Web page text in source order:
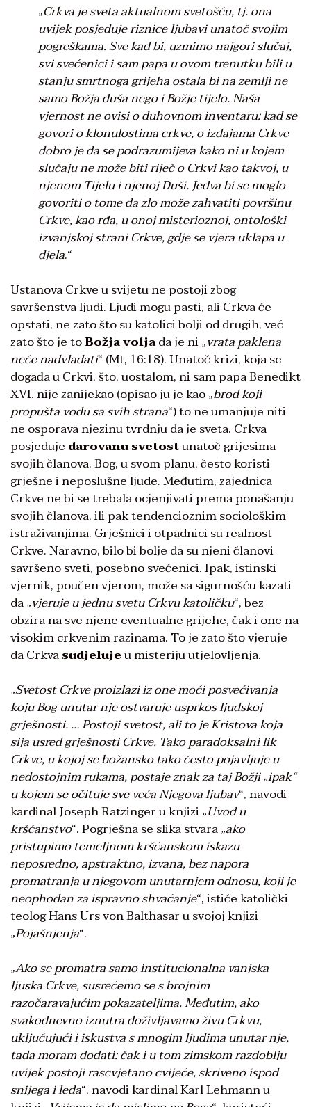
„Crkva je sveta aktualnom svetošću, tj. ona
uvijek posjeduje riznice ljubavi unatoč svojim
pogreškama. Sve kad bi, uzmimo najgori slučaj,
svi svećenici i sam papa u ovom trenutku bili u
stanju smrtnoga grijeha ostala bi na zemlji ne
samo Božja duša nego i Božje tijelo. Naša
vjernost ne ovisi o duhovnom inventaru: kad se
govori o klonulostima crkve, o izdajama Crkve
dobro je da se podrazumijeva kako ni u kojem
slučaju ne može biti riječ o Crkvi kao takvoj, u
njenom Tijelu i njenoj Duši. Jedva bi se moglo
govoriti o tome da zlo može zahvatiti površinu
Crkve, kao rđa, u onoj misterioznoj, ontološki
izvanjskoj strani Crkve, gdje se vjera uklapa u
djela.“
Ustanova Crkve u svijetu ne postoji zbog
savršenstva ljudi. Ljudi mogu pasti, ali Crkva će
opstati, ne zato što su katolici bolji od drugih, već
zato što je toBožja voljada je ni „vrata paklena
neće nadvladati“ (Mt, 16:18). Unatoč krizi, koja se
događa u Crkvi, što, uostalom, ni sam papa Benedikt
XVI. nije zanijekao (opisao ju je kao „brod koji
propušta vodu sa svih strana“) to ne umanjuje niti
ne osporava njezinu tvrdnju da je sveta. Crkva
posjeduje darovanu svetostunatoč grijesima
svojih članova. Bog, u svom planu, često koristi
grješne i neposlušne ljude. Međutim, zajednica
Crkve ne bi se trebala ocjenjivati prema ponašanju
svojih članova, ili pak tendencioznim sociološkim
istraživanjima. Grješnici i otpadnici su realnost
Crkve. Naravno, bilo bi bolje da su njeni članovi
savršeno sveti, posebno svećenici. Ipak, istinski
vjernik, poučen vjerom, može sa sigurnošću kazati
da „vjeruje u jednu svetu Crkvu katoličku“, bez
obzira na sve njene eventualne grijehe, čak i one na
visokim crkvenim razinama. To je zato što vjeruje
da Crkvasudjelujeu misteriju utjelovljenja.
„Svetost Crkve proizlazi iz one moći posvećivanja
koju Bog unutar nje ostvaruje usprkos ljudskoj
grješnosti. … Postoji svetost, ali to je Kristova koja
sija usred grješnosti Crkve. Tako paradoksalni lik
Crkve, u kojoj se božansko tako često pojavljuje u
nedostojnim rukama, postaje znak za taj Božji „ipak“
u kojem se očituje sve veća Njegova ljubav“, navodi
kardinal Joseph Ratzinger u knjizi „Uvod u
kršćanstvo“. Pogrješna se slika stvara „ako
pristupimo temeljnom kršćanskom iskazu
neposredno, apstraktno, izvana, bez napora
promatranja u njegovom unutarnjem odnosu, koji je
neophodan za ispravno shvaćanje“, ističe katolički
teolog Hans Urs von Balthasar u svojoj knjizi
„Pojašnjenja“.
„Ako se promatra samo institucionalna vanjska
ljuska Crkve, susrećemo se s brojnim
razočaravajućim pokazateljima. Međutim, ako
svakodnevno iznutra doživljavamo živu Crkvu,
uključujući i iskustva s mnogim ljudima unutar nje,
tada moram dodati: čak i u tom zimskom razdoblju
uvijek postoji rascvjetano cvijeće, skriveno ispod
snijega i leda“, navodi kardinal Karl Lehmann u